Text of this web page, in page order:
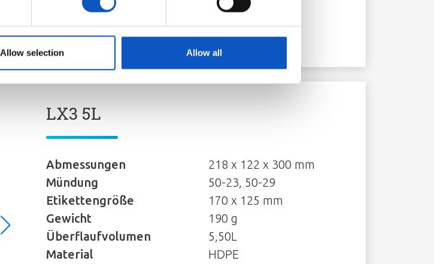
Allow selection Allow all
Produktblatt herunterladen
LX3 5L
Abmessungen
218 x 122 x 300 mm
Mündung
50-23, 50-29
Etikettengröße
170 x 125 mm
Gewicht
190 g
Überflaufvolumen
5,50L
Material
HDPE